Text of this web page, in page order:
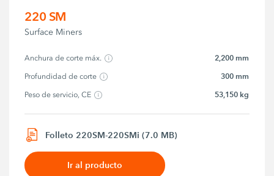
220 SM
Surface Miners
Anchura de corte máx. 2,200 mm
Profundidad de corte 300 mm
Peso de servicio, CE 53,150 kg
Folleto 220SM-220SMi (7.0 MB)
Ir al producto